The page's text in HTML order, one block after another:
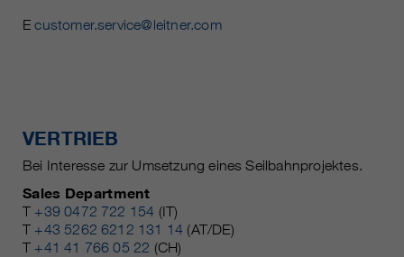
Ecustomer.service@leitner.com
VERTRIEB
Bei Interesse zur Umsetzung eines Seilbahnprojektes.
Sales Department
T +39 0472 722 154 (IT)
T +43 5262 6212 131 14 (AT/DE)
T +41 41 766 05 22 (CH)